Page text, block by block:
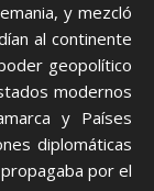
y mezcló
al continente
geopolítico
modernos
y Países
diplomáticas
por el